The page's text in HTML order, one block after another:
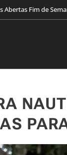
Abertas Fim de